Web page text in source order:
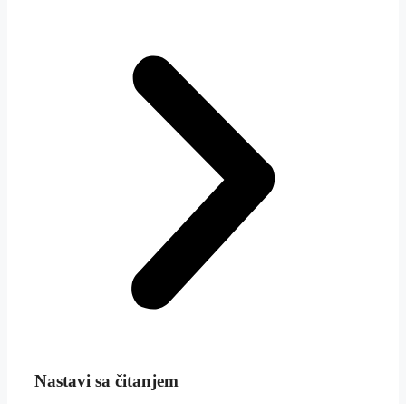
Nastavi sa čitanjem